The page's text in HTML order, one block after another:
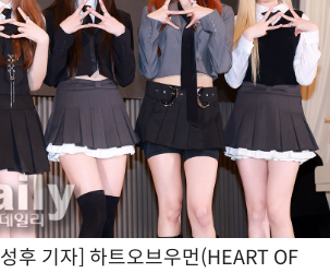
후 기자] 하트오브우먼(HEART OF